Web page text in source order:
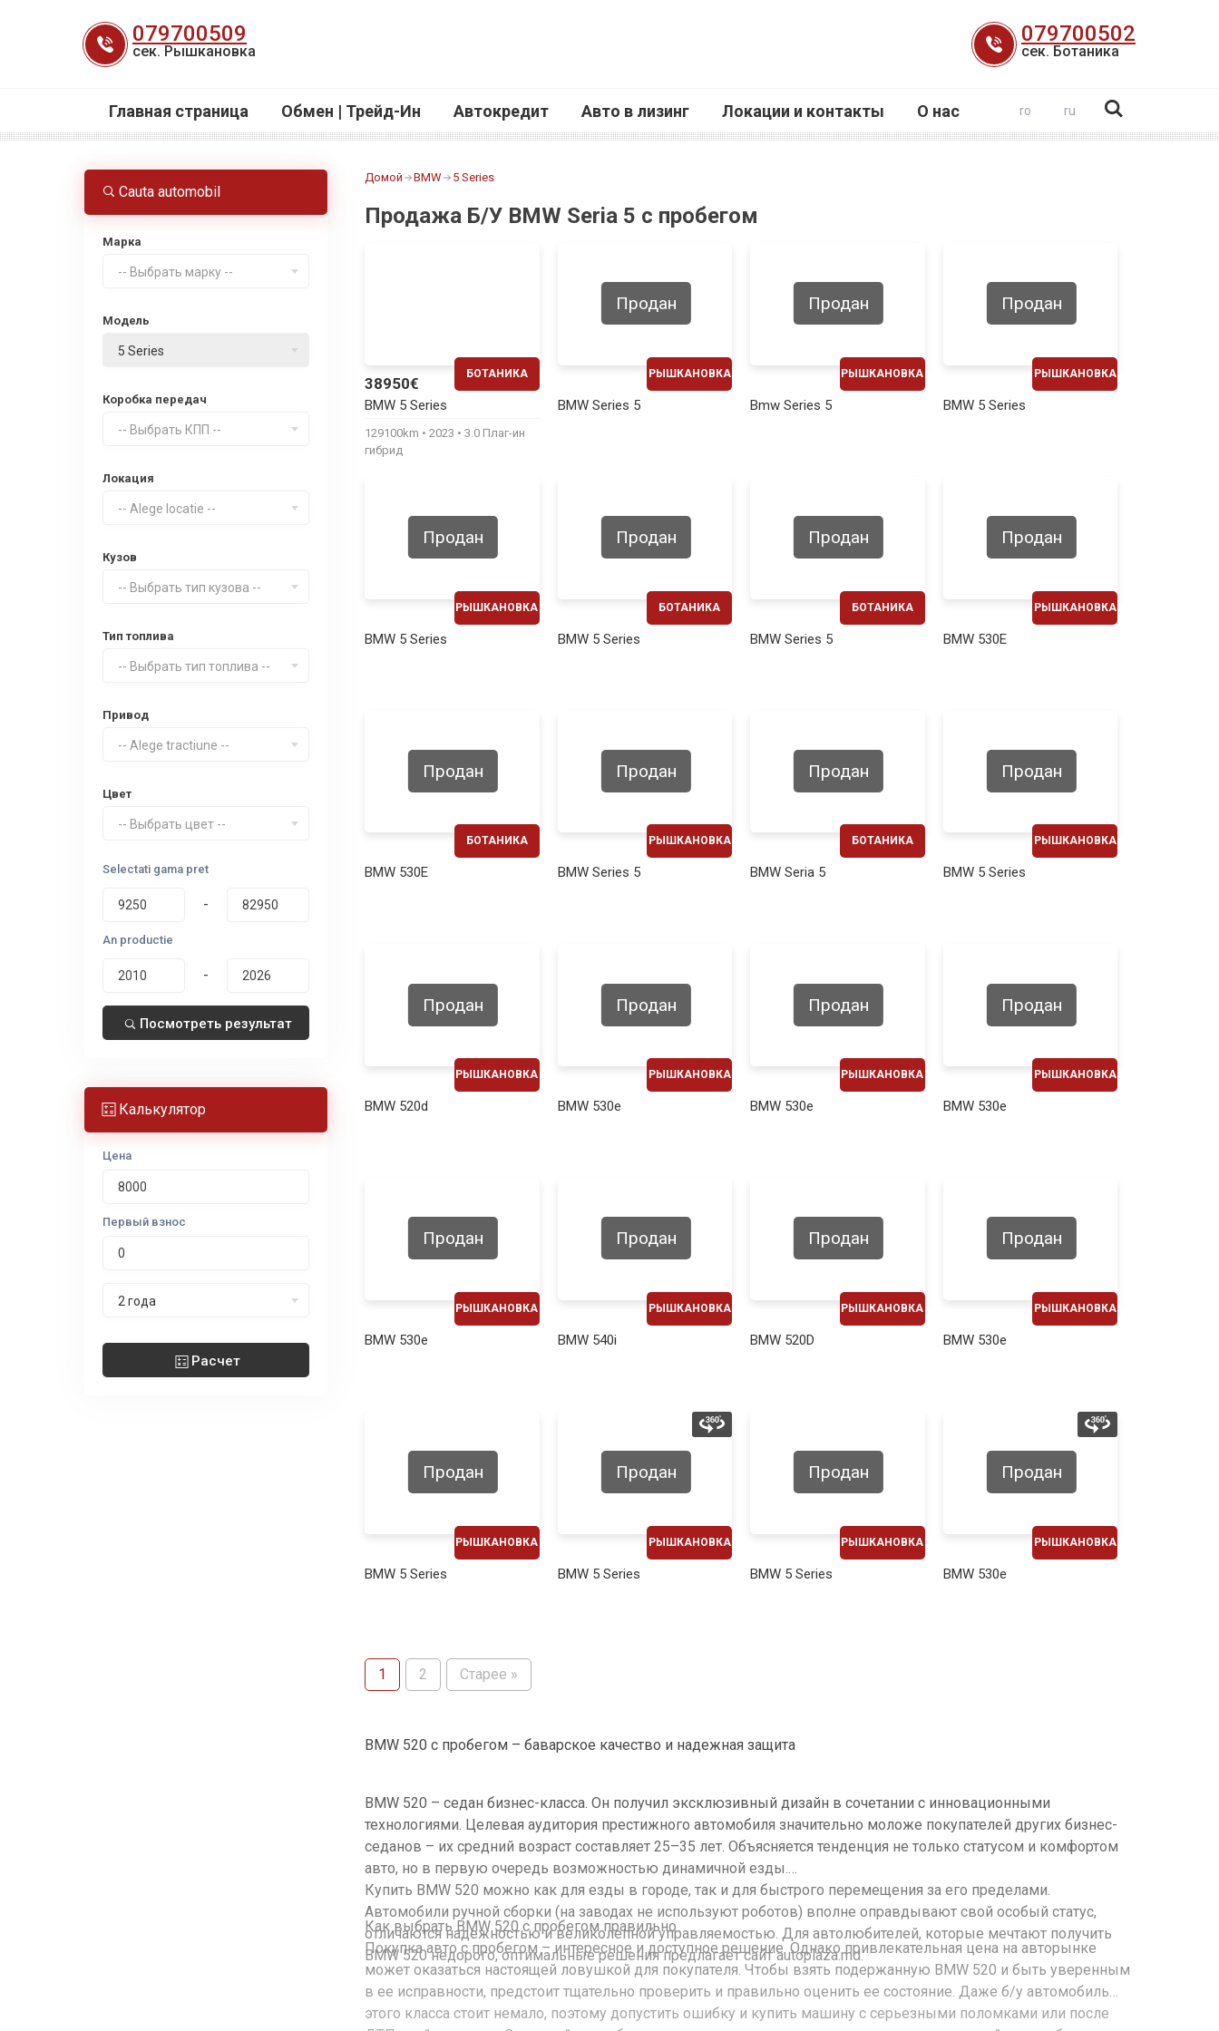
содержанию
079700509
сек. Рышкановка
079700502
сек. Ботаника
Главная страница Обмен | Трейд-Ин Автокредит Авто в лизинг Локации и контакты О нас ro ru
Cauta automobil
Марка
-- Выбрать марку --
Модель
5 Series
Коробка передач
-- Выбрать КПП --
Локация
-- Alege locatie --
Кузов
-- Выбрать тип кузова --
Тип топлива
-- Выбрать тип топлива --
Привод
-- Alege tractiune --
Цвет
-- Выбрать цвет --
Selectati gama pret
-
An productie
-
Посмотреть результат
Калькулятор
Цена
Первый взнос
2 года
Расчет
Домой BMW 5 Series
Продажа Б/У BMW Seria 5 с пробегом
БОТАНИКА
38950€
BMW 5 Series
129100km 2023
3.0 Плаг-ин
гибрид
РЫШКАНОВКА
Продан
BMW Series 5
РЫШКАНОВКА
Продан
Bmw Series 5
РЫШКАНОВКА
Продан
BMW 5 Series
РЫШКАНОВКА
Продан
BMW 5 Series
БОТАНИКА
Продан
BMW 5 Series
БОТАНИКА
Продан
BMW Series 5
РЫШКАНОВКА
Продан
BMW 530E
БОТАНИКА
Продан
BMW 530E
РЫШКАНОВКА
Продан
BMW Series 5
БОТАНИКА
Продан
BMW Seria 5
РЫШКАНОВКА
Продан
BMW 5 Series
РЫШКАНОВКА
Продан
BMW 520d
РЫШКАНОВКА
Продан
BMW 530e
РЫШКАНОВКА
Продан
BMW 530e
РЫШКАНОВКА
Продан
BMW 530e
РЫШКАНОВКА
Продан
BMW 530e
РЫШКАНОВКА
Продан
BMW 540i
РЫШКАНОВКА
Продан
BMW 520D
РЫШКАНОВКА
Продан
BMW 530e
РЫШКАНОВКА
Продан
BMW 5 Series
РЫШКАНОВКА
Продан
BMW 5 Series
РЫШКАНОВКА
Продан
BMW 5 Series
РЫШКАНОВКА
Продан
BMW 530e
1 2 Старее »
BMW 520 с пробегом – баварское качество и надежная защита
BMW 520 – седан бизнес-класса. Он получил эксклюзивный дизайн в сочетании с инновационными
технологиями. Целевая аудитория престижного автомобиля значительно моложе покупателей других бизнес-
седанов – их средний возраст составляет 25–35 лет. Объясняется тенденция не только статусом и комфортом
авто, но в первую очередь возможностью динамичной езды.
Купить BMW 520 можно как для езды в городе, так и для быстрого перемещения за его пределами.
Автомобили ручной сборки (на заводах не используют роботов) вполне оправдывают свой особый статус,
отличаются надежностью и великолепной управляемостью. Для автолюбителей, которые мечтают получить
BMW 520 недорого, оптимальные решения предлагает сайт autoplaza.md.
Как выбрать BMW 520 с пробегом правильно
Покупка авто с пробегом – интересное и доступное решение. Однако привлекательная цена на авторынке
может оказаться настоящей ловушкой для покупателя. Чтобы взять подержанную BMW 520 и быть уверенным
в ее исправности, предстоит тщательно проверить и правильно оценить ее состояние. Даже б/у автомобиль
этого класса стоит немало, поэтому допустить ошибку и купить машину с серьезными поломками или после